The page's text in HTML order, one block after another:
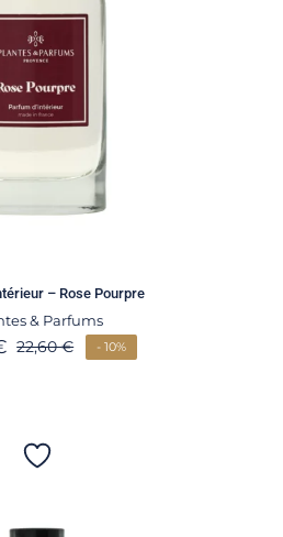
– Rose Pourpre
& Parfums
22,60€ - 10%